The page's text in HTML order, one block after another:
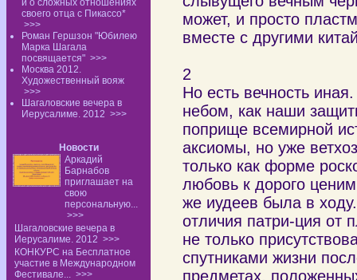
и о сложных отношениях
своего отца с Пикассо*
>>>
Роман Гершзон "Юбилею
Марка Шагала
посвящается" >>>
Москва 2012.
Художественный вояж
>>>
Шагаловские вечера в
Иерусалиме. 2012 >>>
Новости
Аркадий
Барнабов
приглашает на
свою
персональную...
>>>
Шагаловские вечера в
Иерусалиме. 2012 >>>
КОНКУРС на Бесплатное
участие в Международном
Фестивале... >>>
может, и просто
вместе с другими
2
Но есть вечность
небом, как наши
поприще всемирной
аксиомы, но уже
только как форме
любовь к дорого
же иудеев была в
отличия патри-ция от
не только
спутниками жизни
предметах,